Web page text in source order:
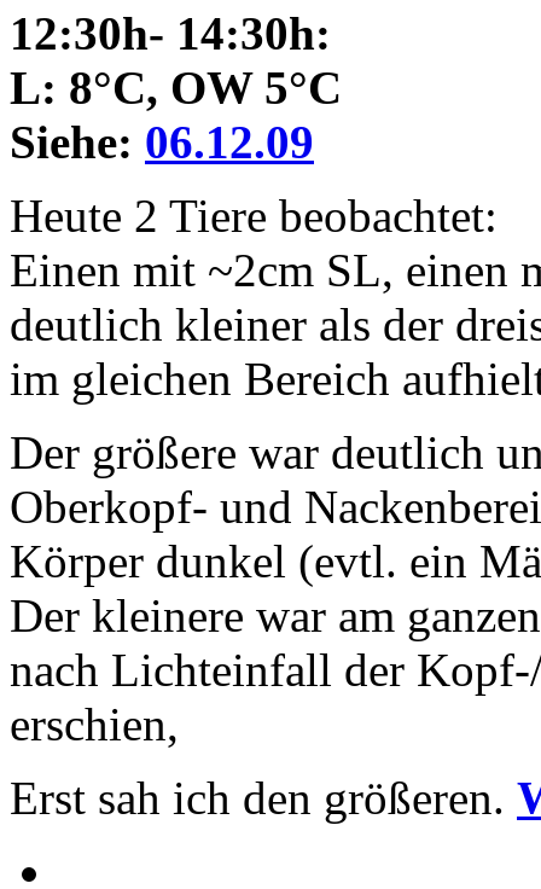
12:30h- 14:30h:
L: 8°C, OW 5°C
Siehe: 06.12.09
Heute 2 Tiere beobachtet:
Einen mit ~2cm SL, einen
deutlich kleiner als der
im gleichen Bereich
Der größere war deutlich
Oberkopf- und
Körper dunkel (evtl. ein
Der kleinere war am
nach Lichteinfall der
erschien,
Erst sah ich den größeren.